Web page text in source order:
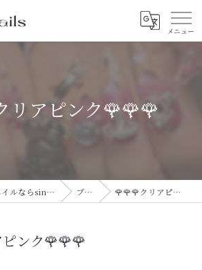
リアピンク🌹🌹🌹
神奈川県小田原のネイルならsinravision.nails ブログ 🌹🌹🌹クリアピンク🌹🌹🌹
ンク🌹🌹🌹